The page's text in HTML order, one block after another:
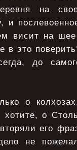
на
и
висит на
в это
до
о
хотите, о
его
не